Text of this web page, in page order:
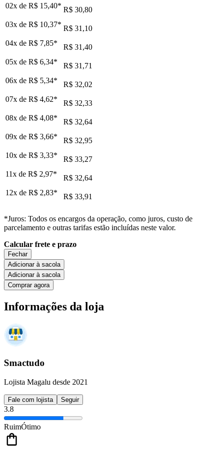
02x de R$ 15,40* R$ 30,80
03x de R$ 10,37* R$ 31,10
04x de R$ 7,85*
R$ 31,40
05x de R$ 6,34*
R$ 31,71
06x de R$ 5,34*
R$ 32,02
07x de R$ 4,62*
R$ 32,33
08x de R$ 4,08*
R$ 32,64
09x de R$ 3,66*
R$ 32,95
10x de R$ 3,33*
R$ 33,27
11x de R$ 2,97*
R$ 32,64
12x de R$ 2,83* R$ 33,91
*Juros: Todos os encargos da operação, como juros, custo de
parcelamento e outras tarifas estão incluídas neste valor.
Calcular frete e prazo
Fechar
Adicionar à sacola
Adicionar à sacola
Comprar agora
Informações da loja
Smactudo
Lojista Magalu desde 2021
Fale com lojista Seguir
3.8
RuimÓtimo